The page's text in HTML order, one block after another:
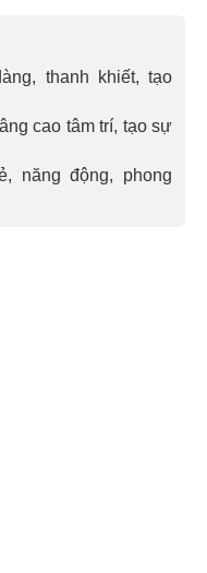
thanh khiết, tạo
cao tâm trí, tạo sự
năng động, phong